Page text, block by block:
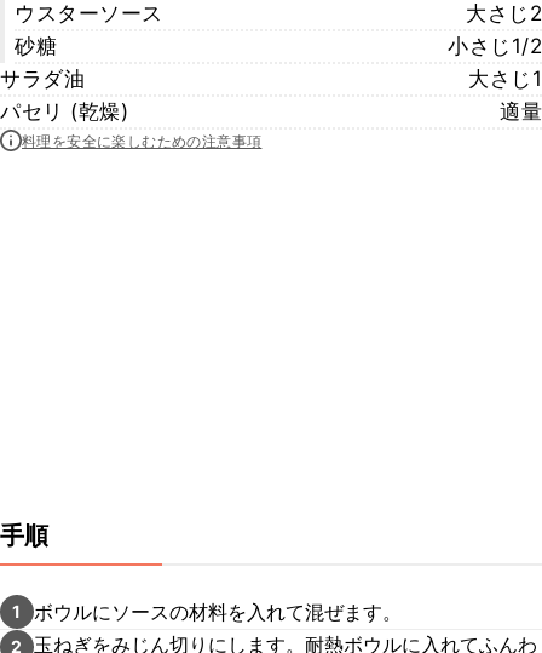
ウスターソース
大さじ2
砂糖
小さじ1/2
サラダ油
大さじ1
パセリ (乾燥)
適量
料理を安全に楽しむための注意事項
手順
1 ボウルにソースの材料を入れて混ぜます。
2
玉ねぎをみじん切りにします。耐熱ボウルに入れてふんわ